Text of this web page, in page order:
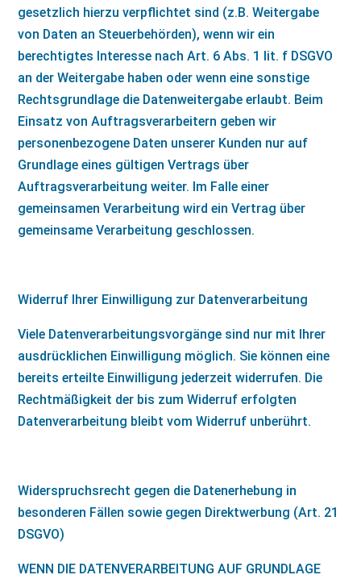
gesetzlich hierzu verpflichtet sind (z.B. Weitergabe
von Daten an Steuerbehörden), wenn wir ein
berechtigtes Interesse nach Art. 6 Abs. 1 lit. f DSGVO
an der Weitergabe haben oder wenn eine sonstige
Rechtsgrundlage die Datenweitergabe erlaubt. Beim
Einsatz von Auftragsverarbeitern geben wir
personenbezogene Daten unserer Kunden nur auf
Grundlage eines gültigen Vertrags über
Auftragsverarbeitung weiter. Im Falle einer
gemeinsamen Verarbeitung wird ein Vertrag über
gemeinsame Verarbeitung geschlossen.
Widerruf Ihrer Einwilligung zur Datenverarbeitung
Viele Datenverarbeitungsvorgänge sind nur mit Ihrer
ausdrücklichen Einwilligung möglich. Sie können eine
bereits erteilte Einwilligung jederzeit widerrufen. Die
Rechtmäßigkeit der bis zum Widerruf erfolgten
Datenverarbeitung bleibt vom Widerruf unberührt.
Widerspruchsrecht gegen die Datenerhebung in
besonderen Fällen sowie gegen Direktwerbung (Art. 21
DSGVO)
WENN DIE DATENVERARBEITUNG AUF GRUNDLAGE